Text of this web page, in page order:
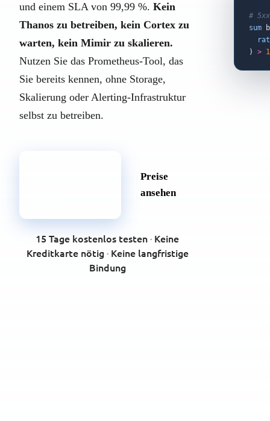
und einem SLA von 99,99 %. Kein
Thanos zu betreiben, kein Cortex zu
warten, kein Mimir zu skalieren.
Nutzen Sie das Prometheus-Tool, das
Sie bereits kennen, ohne Storage,
Skalierung oder Alerting-Infrastruktur
selbst zu betreiben.
Preise
ansehen
15 Tage kostenlos testen· Keine
Kreditkarte nötig· Keine langfristige
Bindung
#
sum
) >